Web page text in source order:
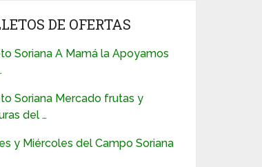
DE OFERTAS
Soriana A Mamá la Apoyamos
Soriana Mercado frutas y
del …
y Miércoles del Campo Soriana